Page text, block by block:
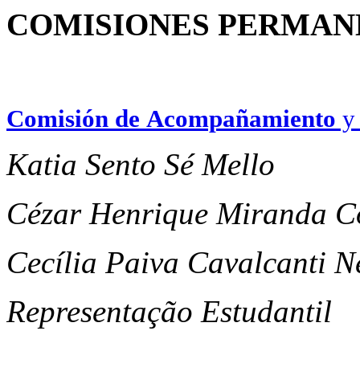
COMISIONES
Comisión de Acompañamiento
Katia Sento Sé Mello
Cézar Henrique Miranda
Cecília Paiva Cavalcanti
Representação Estudantil